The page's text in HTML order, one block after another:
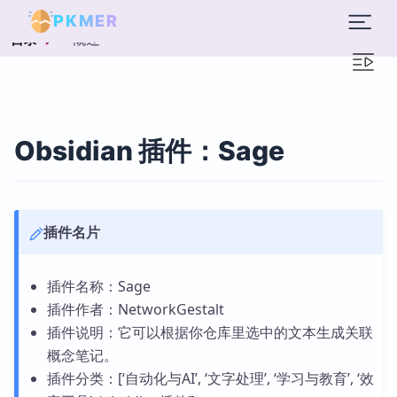
PKMER
目录 概述
Obsidian 插件：Sage
插件名片
插件名称：Sage
插件作者：NetworkGestalt
插件说明：它可以根据你仓库里选中的文本生成关联
概念笔记。
插件分类：[‘自动化与AI’, ‘文字处理’, ‘学习与教育’, ‘效